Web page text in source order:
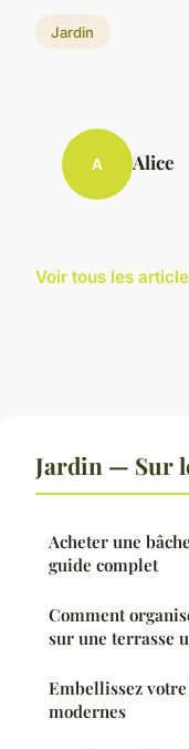
Jardin
A Alice
Voir tous les
Jardin — Sur
Acheter une
guide complet
Comment
sur une terrasse
Embellissez
modernes